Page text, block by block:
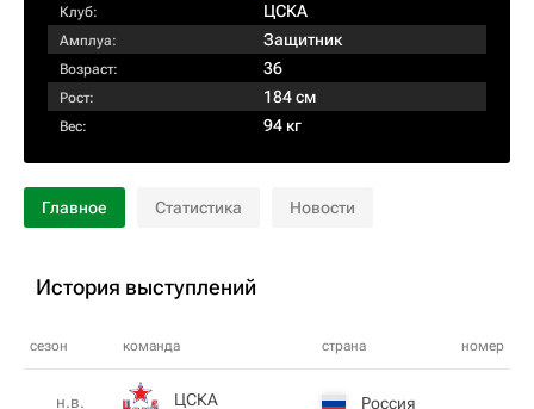
Клуб: ЦСКА
Амплуа: Защитник
Возраст: 36
Рост: 184 см
Вес: 94 кг
Главное Статистика Новости
История выступлений
сезон команда страна номер
н.в. ЦСКА Россия